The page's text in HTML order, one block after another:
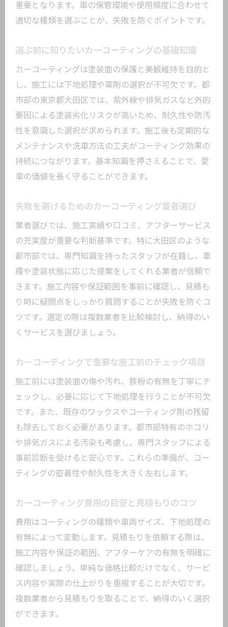
大田区でのカーコーティング施工時の注
意事項
都内ならではのカーコーティング業者の
愛車の美観を守るコーティングの基本
カーコーティングで美観維持するポイン
ト
塗装保護に最適なカーコーティングの選
択
目
洗車頻度とカーコーティングの関係性
愛車の輝きを長持ちさせるコーティング
方法
カーコーティング効果を損なわない日常
管理
環境リスクから車を守る方法とは
酸性雨や排気ガスから守るコーティング
都市環境とカーコーティングの相性を解
カーコーティングで防げる外的ダメージ
環境リスクに強いカーコーティング選び
カーコーティングのメンテナンスで長持
ち
カーコーティング効果を高める施工手順
下地処理の重要性と美観への影響
定期的なメンテナンスで効果を維持
コーティング後の正しい洗車の方法
追加ケアでカーコーティング性能アップ
利用者の声から学ぶ効果的な活用術
施工後の注意点と長持ちさせるコツ
重要となります。車の保管環境や使用頻度に合わせて
適切な種類を選ぶことが、失敗を防ぐポイントです。
選ぶ前に知りたいカーコーティングの基礎知識
カーコーティングは塗装面の保護と美観維持を目的と
し、施工には下地処理や薬剤の選択が不可欠です。都
市部の東京都大田区では、紫外線や排気ガスなど外的
要因による塗装劣化リスクが高いため、耐久性や防汚
性を意識した選択が求められます。施工後も定期的な
メンテナンスや洗車方法の工夫がコーティング効果の
持続につながります。基本知識を押さえることで、愛
車の価値を長く守ることができます。
失敗を避けるためのカーコーティング業者選び
業者選びでは、施工実績や口コミ、アフターサービス
の充実度が重要な判断基準です。特に大田区のような
都市部では、専門知識を持ったスタッフが在籍し、車
種や塗装状態に応じた提案をしてくれる業者が信頼で
きます。施工内容や保証範囲を事前に確認し、見積も
り時に疑問点をしっかり質問することが失敗を防ぐコ
ツです。選定の際は複数業者を比較検討し、納得のい
くサービスを選びましょう。
カーコーティングで重要な施工前のチェック項目
施工前には塗装面の傷や汚れ、鉄粉の有無を丁寧にチ
ェックし、必要に応じて下地処理を行うことが不可欠
です。また、既存のワックスやコーティング剤の残留
も除去しておく必要があります。都市部特有のホコリ
や排気ガスによる汚染も考慮し、専門スタッフによる
事前診断を受けると安心です。これらの準備が、コー
ティングの密着性や耐久性を大きく左右します。
カーコーティング費用の目安と見積もりのコツ
費用はコーティングの種類や車両サイズ、下地処理の
有無によって変動します。見積もりを依頼する際は、
施工内容や保証の範囲、アフターケアの有無を明確に
確認しましょう。単純な価格比較だけでなく、サービ
ス内容や実際の仕上がりを重視することが大切です。
複数業者から見積もりを取ることで、納得のいく選択
ができます。